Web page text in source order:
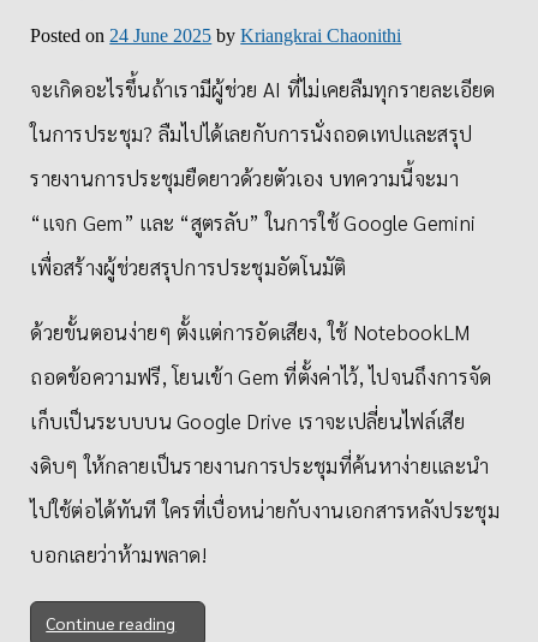
Posted on 24 June 2025 byKriangkrai Chaonithi
จะเกิดอะไรขึ้นถ้าเรามีผู้ช่วย AI ที่ไม่เคยลืมทุกรายละเอียด
ในการประชุม? ลืมไปได้เลยกับการนั่งถอดเทปและสรุป
รายงานการประชุมยืดยาวด้วยตัวเอง บทความนี้จะมา
“แจก Gem” และ “สูตรลับ” ในการใช้ Google Gemini
เพื่อสร้างผู้ช่วยสรุปการประชุมอัตโนมัติ
ด้วยขั้นตอนง่ายๆ ตั้งแต่การอัดเสียง, ใช้ NotebookLM
ถอดข้อความฟรี, โยนเข้า Gem ที่ตั้งค่าไว้, ไปจนถึงการจัด
เก็บเป็นระบบบน Google Drive เราจะเปลี่ยนไฟล์เสีย
งดิบๆ ให้กลายเป็นรายงานการประชุมที่ค้นหาง่ายและนำ
ไปใช้ต่อได้ทันที ใครที่เบื่อหน่ายกับงานเอกสารหลังประชุม
บอกเลยว่าห้ามพลาด!
Continue reading